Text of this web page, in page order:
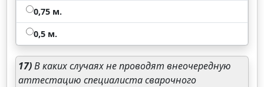
0,75 м.
0,5 м.
17)В каких случаях не проводят внеочередную
аттестацию специалиста сварочного